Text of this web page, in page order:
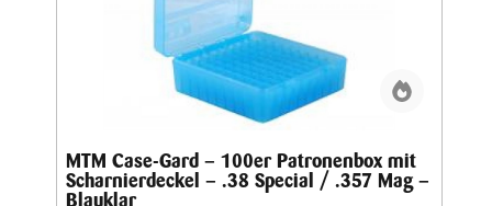
MTM Case-Gard – 100er Patronenbox mit
Scharnierdeckel – .38 Special / .357 Mag –
Blauklar